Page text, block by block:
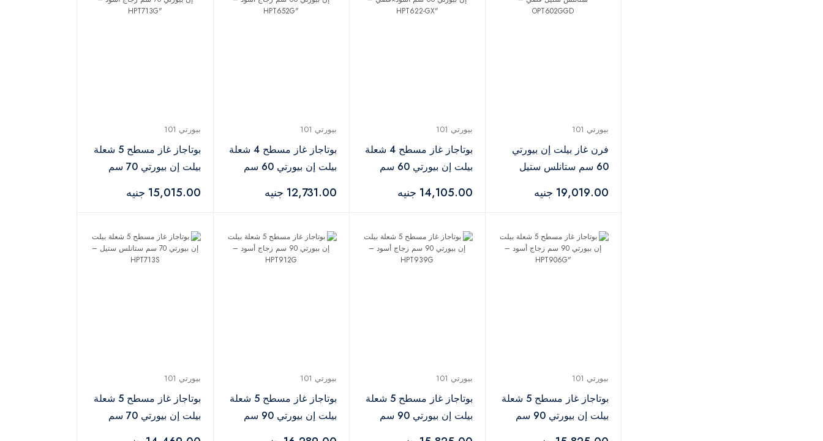
بيورتي 101
فرن غاز بيلت إن بيورتي
60 سم ستانلس ستيل
19,019.00 جنيه
بيورتي 101
بوتاجاز غاز مسطح 4 شعلة
بيلت إن بيورتي 60 سم
GX
14,105.00 جنيه
بيورتي 101
بوتاجاز غاز مسطح 4 شعلة
بيلت إن بيورتي 60 سم
12,731.00 جنيه
بيورتي 101
بوتاجاز غاز مسطح 5 شعلة
بيلت إن بيورتي 70 سم
15,015.00 جنيه
بيورتي 101
بوتاجاز غاز مسطح 5 شعلة
بيلت إن بيورتي 90 سم
بيورتي 101
بوتاجاز غاز مسطح 5 شعلة
بيلت إن بيورتي 90 سم
بيورتي 101
بوتاجاز غاز مسطح 5 شعلة
بيلت إن بيورتي 90 سم
بيورتي 101
بوتاجاز غاز مسطح 5 شعلة
بيلت إن بيورتي 70 سم